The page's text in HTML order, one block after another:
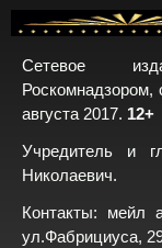
Сетевое
августа 2017. 12+
Учредитель и
Николаевич.
Контакты: мейл
ул.Фабрициуса,